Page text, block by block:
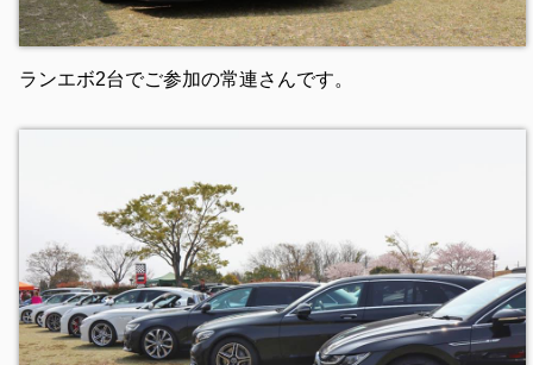
ランエボ2台でご参加の常連さんです。